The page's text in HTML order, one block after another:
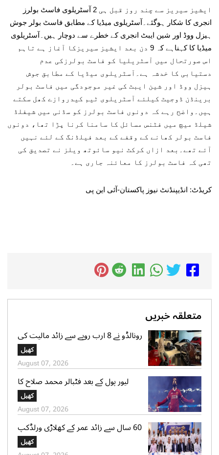
ایشیز سیریز سے چند روز قبل ہی 2 آسٹریلوی فاسٹ بولرز
انجری کا شکار ہوگئے۔آسٹریلوی میڈیا کے مطابق فاسٹ بولر جوش
ہیزل ووڈ اور شین ایبٹ انجری کے خطرے سے دوچار ہیں۔آسٹریلوی
میڈیا کا کہناہے کہ 9 دن بعد ایشیز سیریزکا آغاز ہے تاہم
اس صورتحال میں آسٹریلیا کو فاسٹ بولرزکی عدم
دستیابی کا خدشہ ہے۔آسٹریلوی میڈیا کے مطابق جوش
ہیزل ووڈ اور شین ایبٹ کی غیر موجودگی میں فاسٹ بولر
برینڈن ڈوجیٹ کیلئے آسٹریلوی ٹیم کیدروازے کھل سکتے
ہیں۔واضح رہے کہ دونوں فاسٹ بولرز کو سڈنی میں شیفلڈ
شیلڈ میچ میں فٹنس مسائل کا سامنا کرنا پڑا تھا، دونوں
فاسٹ بولر کھانے کے وقفے کے بعد فیلڈنگ کے لئے نہیں
آئے تھے۔بعد ازاں کرکٹ نیو سائوتھ ویلز نے تصدیق کی
تھی کہ فاسٹ بولرز کا معائنہ جاری ہے۔
کریڈٹ: انڈیپنڈنٹ نیوز پاکستان-آئی این پی
متعلقہ خبریں
رونالڈو نے 8 ارب روپے سے زائد مالیت کی
سپر کار کلیکشن کی جھلک دکھا دی
کھیل
August 07, 2026
لیور پول کے بعد فٹبالر محمد صلاح کا
ترکینہ کے کلب کیساتھ معاہدے کا امکان
کھیل
August 07, 2026
60 سال سے زائد عمر کے کھلاڑی ورلڈکپ
میں شرکت کیلئے روانہ
کھیل